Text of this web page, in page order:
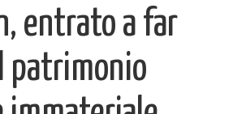
entrato a far
patrimonio